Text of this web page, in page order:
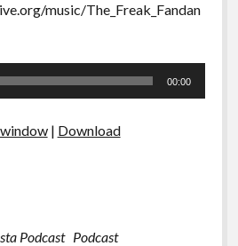
music/The_Freak_Fandan
00:00
| Download
Podcast Podcast